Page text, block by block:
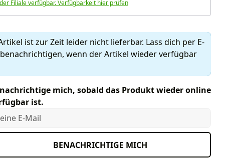
Filiale verfügbar. Verfügbarkeit hier prüfen
ist zur Zeit leider nicht lieferbar. Lass dich per E-
wenn der Artikel wieder verfügbar
mich, sobald das Produkt wieder online
ist.
E-Mail
BENACHRICHTIGE MICH